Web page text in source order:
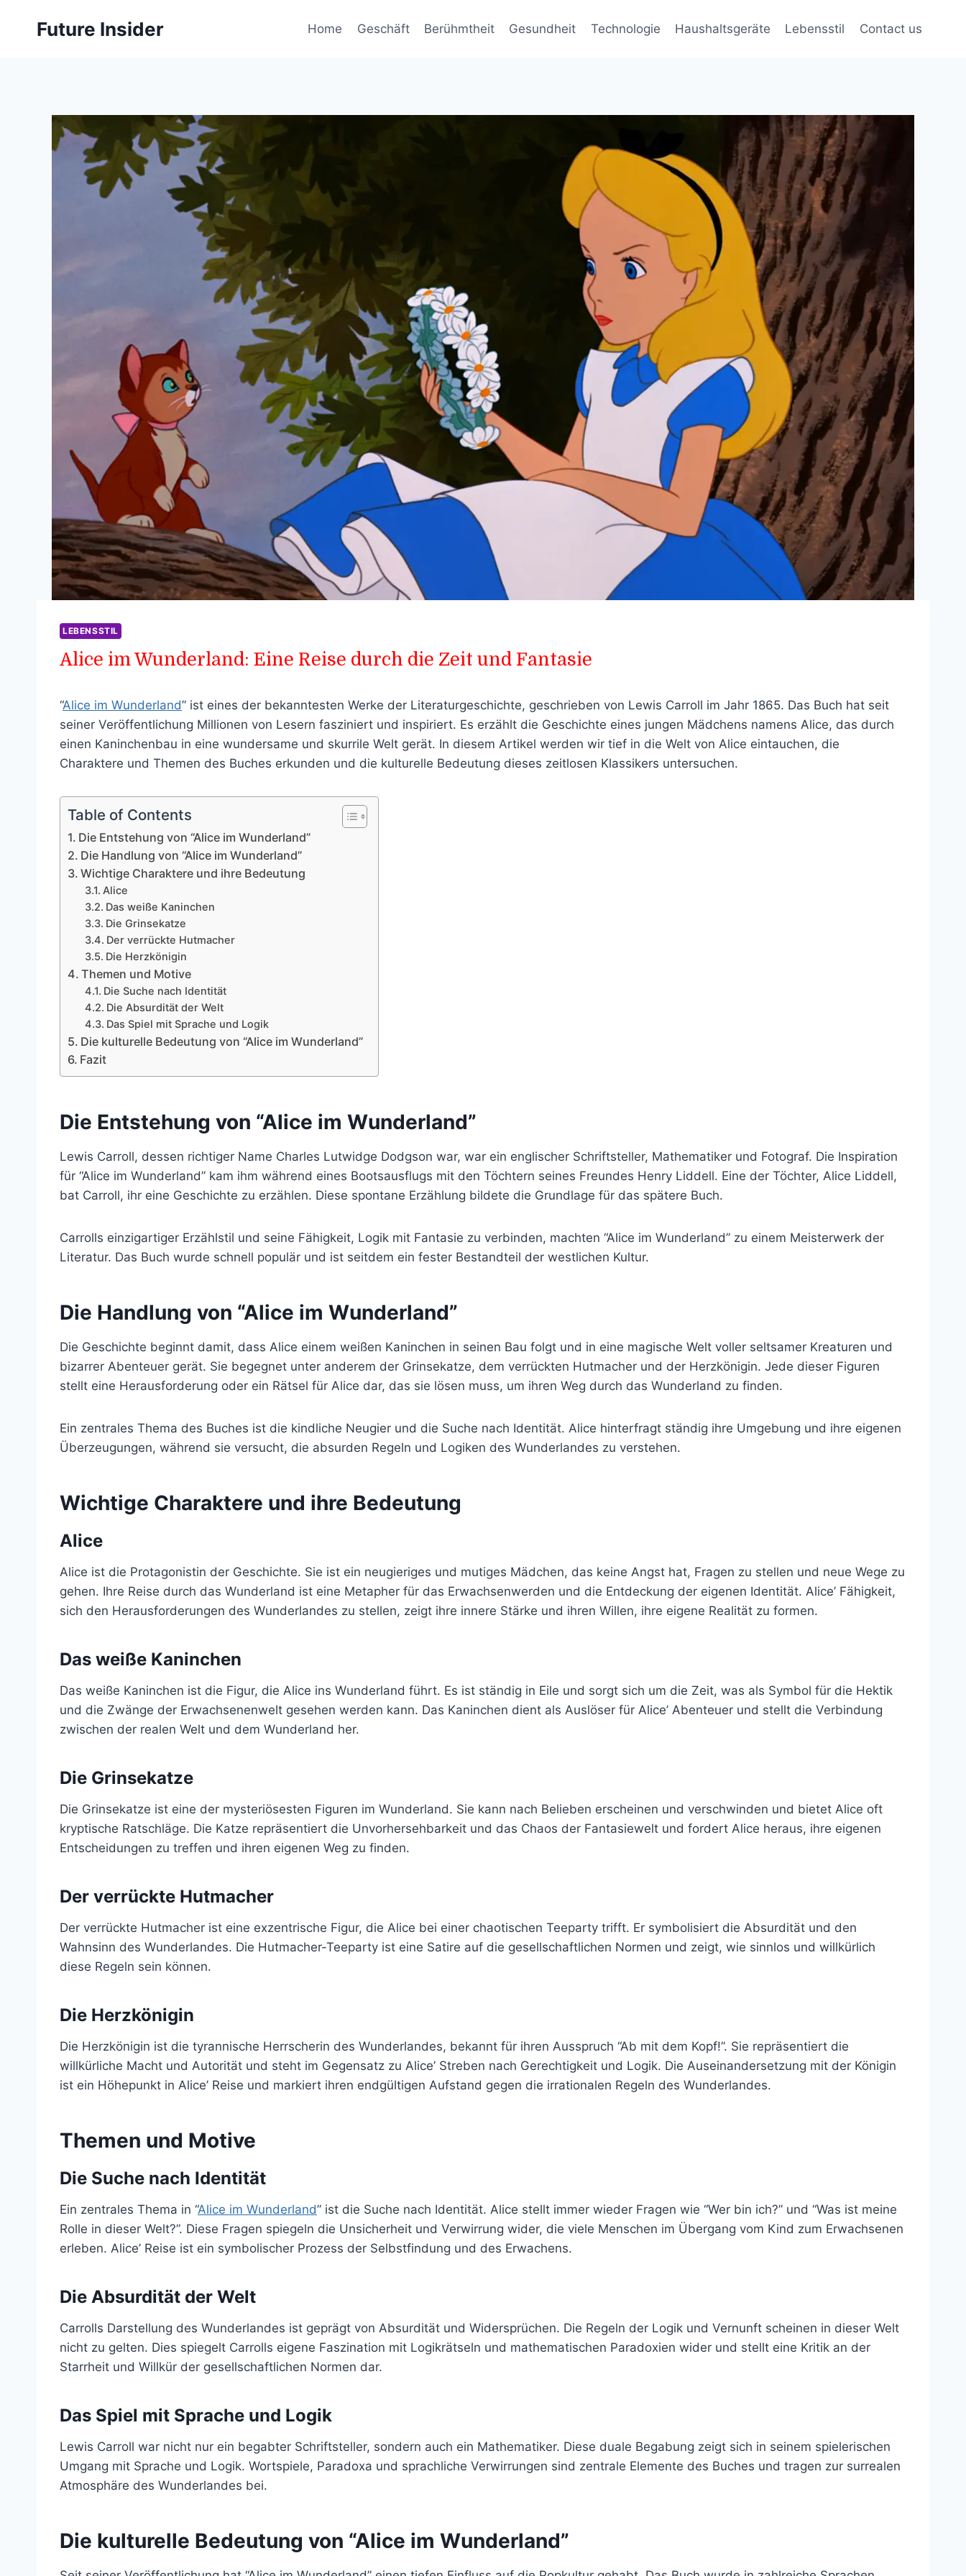
Future Insider Home Geschäft Berühmtheit Gesundheit Technologie Haushaltsgeräte Lebensstil Contact us
LEBENSSTIL
Alice im Wunderland: Eine Reise durch die Zeit und Fantasie
“Alice im Wunderland” ist eines der bekanntesten Werke der Literaturgeschichte, geschrieben von Lewis Carroll im Jahr 1865. Das Buch hat seit
seiner Veröffentlichung Millionen von Lesern fasziniert und inspiriert. Es erzählt die Geschichte eines jungen Mädchens namens Alice, das durch
einen Kaninchenbau in eine wundersame und skurrile Welt gerät. In diesem Artikel werden wir tief in die Welt von Alice eintauchen, die
Charaktere und Themen des Buches erkunden und die kulturelle Bedeutung dieses zeitlosen Klassikers untersuchen.
Table of Contents
Die Entstehung von “Alice im Wunderland”
Die Handlung von “Alice im Wunderland”
Wichtige Charaktere und ihre Bedeutung
Alice
Das weiße Kaninchen
Die Grinsekatze
Der verrückte Hutmacher
Die Herzkönigin
Themen und Motive
Die Suche nach Identität
Die Absurdität der Welt
Das Spiel mit Sprache und Logik
Die kulturelle Bedeutung von “Alice im Wunderland”
Fazit
Die Entstehung von “Alice im Wunderland”
Lewis Carroll, dessen richtiger Name Charles Lutwidge Dodgson war, war ein englischer Schriftsteller, Mathematiker und Fotograf. Die Inspiration
für “Alice im Wunderland” kam ihm während eines Bootsausflugs mit den Töchtern seines Freundes Henry Liddell. Eine der Töchter, Alice Liddell,
bat Carroll, ihr eine Geschichte zu erzählen. Diese spontane Erzählung bildete die Grundlage für das spätere Buch.
Carrolls einzigartiger Erzählstil und seine Fähigkeit, Logik mit Fantasie zu verbinden, machten “Alice im Wunderland” zu einem Meisterwerk der
Literatur. Das Buch wurde schnell populär und ist seitdem ein fester Bestandteil der westlichen Kultur.
Die Handlung von “Alice im Wunderland”
Die Geschichte beginnt damit, dass Alice einem weißen Kaninchen in seinen Bau folgt und in eine magische Welt voller seltsamer Kreaturen und
bizarrer Abenteuer gerät. Sie begegnet unter anderem der Grinsekatze, dem verrückten Hutmacher und der Herzkönigin. Jede dieser Figuren
stellt eine Herausforderung oder ein Rätsel für Alice dar, das sie lösen muss, um ihren Weg durch das Wunderland zu finden.
Ein zentrales Thema des Buches ist die kindliche Neugier und die Suche nach Identität. Alice hinterfragt ständig ihre Umgebung und ihre eigenen
Überzeugungen, während sie versucht, die absurden Regeln und Logiken des Wunderlandes zu verstehen.
Wichtige Charaktere und ihre Bedeutung
Alice
Alice ist die Protagonistin der Geschichte. Sie ist ein neugieriges und mutiges Mädchen, das keine Angst hat, Fragen zu stellen und neue Wege zu
gehen. Ihre Reise durch das Wunderland ist eine Metapher für das Erwachsenwerden und die Entdeckung der eigenen Identität. Alice’ Fähigkeit,
sich den Herausforderungen des Wunderlandes zu stellen, zeigt ihre innere Stärke und ihren Willen, ihre eigene Realität zu formen.
Das weiße Kaninchen
Das weiße Kaninchen ist die Figur, die Alice ins Wunderland führt. Es ist ständig in Eile und sorgt sich um die Zeit, was als Symbol für die Hektik
und die Zwänge der Erwachsenenwelt gesehen werden kann. Das Kaninchen dient als Auslöser für Alice’ Abenteuer und stellt die Verbindung
zwischen der realen Welt und dem Wunderland her.
Die Grinsekatze
Die Grinsekatze ist eine der mysteriösesten Figuren im Wunderland. Sie kann nach Belieben erscheinen und verschwinden und bietet Alice oft
kryptische Ratschläge. Die Katze repräsentiert die Unvorhersehbarkeit und das Chaos der Fantasiewelt und fordert Alice heraus, ihre eigenen
Entscheidungen zu treffen und ihren eigenen Weg zu finden.
Der verrückte Hutmacher
Der verrückte Hutmacher ist eine exzentrische Figur, die Alice bei einer chaotischen Teeparty trifft. Er symbolisiert die Absurdität und den
Wahnsinn des Wunderlandes. Die Hutmacher-Teeparty ist eine Satire auf die gesellschaftlichen Normen und zeigt, wie sinnlos und willkürlich
diese Regeln sein können.
Die Herzkönigin
Die Herzkönigin ist die tyrannische Herrscherin des Wunderlandes, bekannt für ihren Ausspruch “Ab mit dem Kopf!”. Sie repräsentiert die
willkürliche Macht und Autorität und steht im Gegensatz zu Alice’ Streben nach Gerechtigkeit und Logik. Die Auseinandersetzung mit der Königin
ist ein Höhepunkt in Alice’ Reise und markiert ihren endgültigen Aufstand gegen die irrationalen Regeln des Wunderlandes.
Themen und Motive
Die Suche nach Identität
Ein zentrales Thema in “Alice im Wunderland” ist die Suche nach Identität. Alice stellt immer wieder Fragen wie “Wer bin ich?” und “Was ist meine
Rolle in dieser Welt?”. Diese Fragen spiegeln die Unsicherheit und Verwirrung wider, die viele Menschen im Übergang vom Kind zum Erwachsenen
erleben. Alice’ Reise ist ein symbolischer Prozess der Selbstfindung und des Erwachens.
Die Absurdität der Welt
Carrolls Darstellung des Wunderlandes ist geprägt von Absurdität und Widersprüchen. Die Regeln der Logik und Vernunft scheinen in dieser Welt
nicht zu gelten. Dies spiegelt Carrolls eigene Faszination mit Logikrätseln und mathematischen Paradoxien wider und stellt eine Kritik an der
Starrheit und Willkür der gesellschaftlichen Normen dar.
Das Spiel mit Sprache und Logik
Lewis Carroll war nicht nur ein begabter Schriftsteller, sondern auch ein Mathematiker. Diese duale Begabung zeigt sich in seinem spielerischen
Umgang mit Sprache und Logik. Wortspiele, Paradoxa und sprachliche Verwirrungen sind zentrale Elemente des Buches und tragen zur surrealen
Atmosphäre des Wunderlandes bei.
Die kulturelle Bedeutung von “Alice im Wunderland”